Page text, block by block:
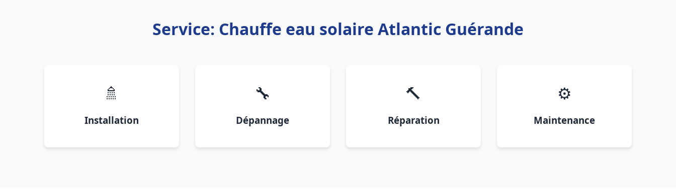
Service: Chauffe eau solaire Atlantic Guérande
🚿
Installation
🔧
Dépannage
🔨
Réparation
⚙️
Maintenance